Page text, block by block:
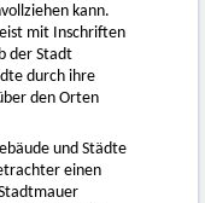
kann.
mit Inschriften
der Stadt
durch ihre
den Orten
und Städte
einen